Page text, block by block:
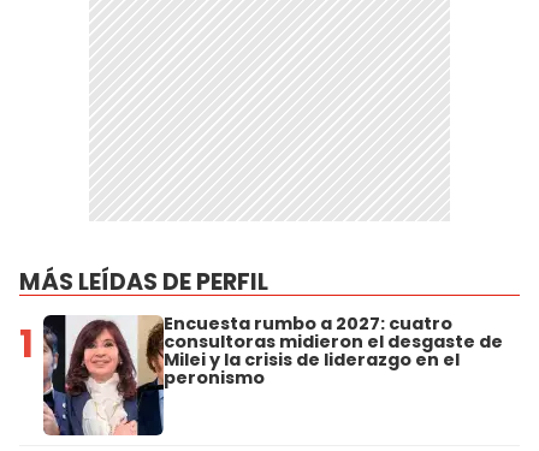
MÁS LEÍDAS DE PERFIL
1 Encuesta rumbo a 2027: cuatro
consultoras midieron el desgaste de
Milei y la crisis de liderazgo en el
peronismo